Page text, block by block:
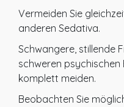
Vermeiden Sie
anderen Sedativa.
Schwangere, stillende
schweren psychischen
komplett meiden.
Beobachten Sie